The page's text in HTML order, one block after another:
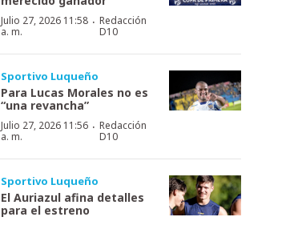
Julio 27, 2026 11:58
a. m.
·Redacción
D10
Sportivo Luqueño
Para Lucas Morales no es
“una revancha”
Julio 27, 2026 11:56
a. m.
·Redacción
D10
Sportivo Luqueño
El Auriazul afina detalles
para el estreno